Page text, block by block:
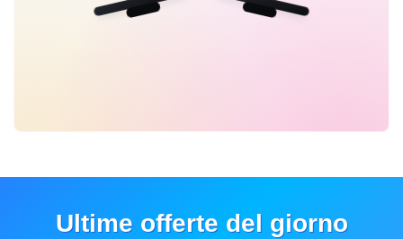
Ultime offerte del giorno